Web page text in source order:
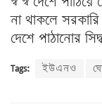
না থাকলে
দেশে পাঠানোর
Tags: ইউএনও